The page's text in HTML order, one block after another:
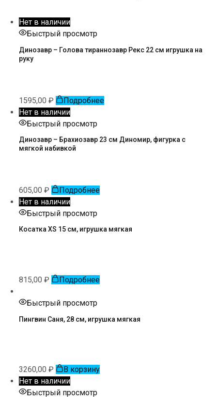
Нет в наличии
Быстрый просмотр
Динозавр – Голова тираннозавр Рекс 22 см игрушка на
руку
1595,00 ₽
Подробнее
Нет в наличии
Быстрый просмотр
Динозавр – Брахиозавр 23 см Диномир, фигурка с
мягкой набивкой
605,00 ₽
Подробнее
Нет в наличии
Быстрый просмотр
Косатка XS 15 см, игрушка мягкая
815,00 ₽ Подробнее
Быстрый просмотр
Пингвин Саня, 28 см, игрушка мягкая
3260,00 ₽
В корзину
Нет в наличии
Быстрый просмотр